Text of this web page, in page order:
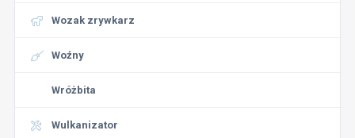
Wozak zrywkarz
Woźny
Wróżbita
Wulkanizator